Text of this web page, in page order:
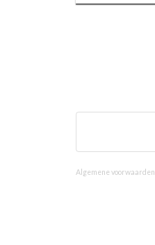
Algemene voorwaarden